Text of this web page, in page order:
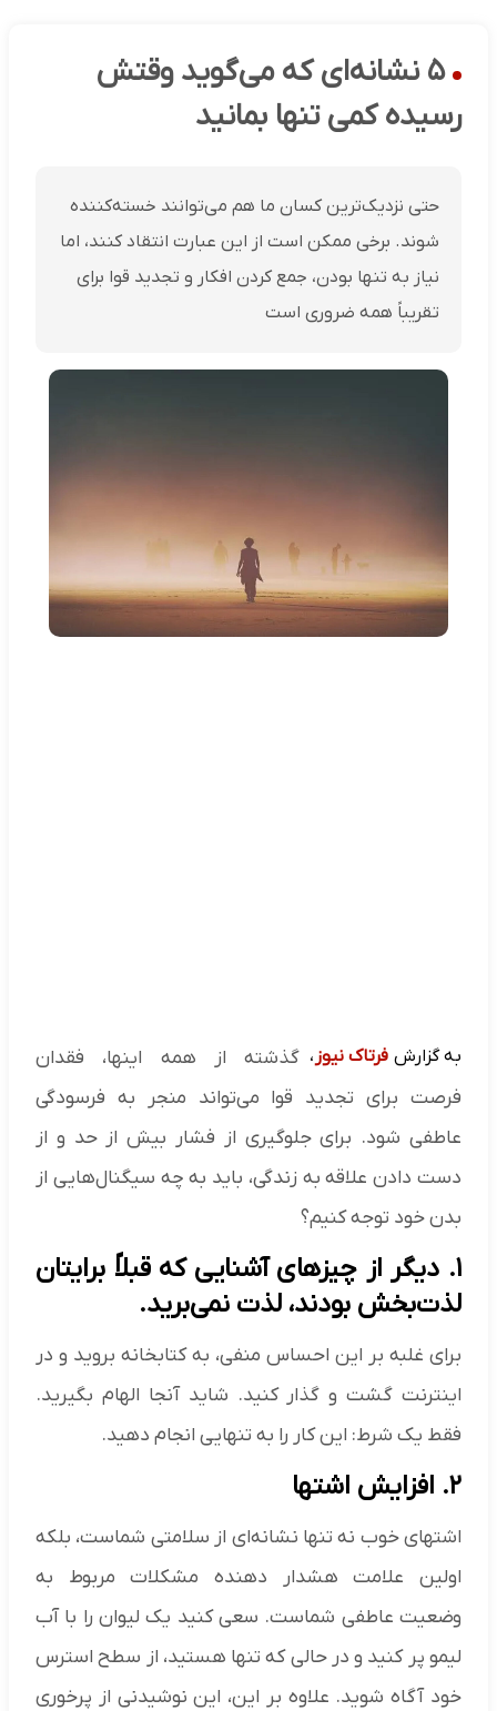
۵ نشانه‌ای که می‌گوید وقتش
رسیده کمی تنها بمانید
حتی نزدیک‌ترین کسان ما هم می‌توانند خسته‌کننده
شوند. برخی ممکن است از این عبارت انتقاد کنند، اما
نیاز به تنها بودن، جمع کردن افکار و تجدید قوا برای
تقریباً همه ضروری است
به گزارش فرتاک نیوز ، گذشته از همه اینها، فقدان
فرصت برای تجدید قوا می‌تواند منجر به فرسودگی
عاطفی شود. برای جلوگیری از فشار بیش از حد و از
دست دادن علاقه به زندگی، باید به چه سیگنال‌هایی از
بدن خود توجه کنیم؟
۱. دیگر از چیز‌های آشنایی که قبلاً برایتان
لذت‌بخش بودند، لذت نمی‌برید.
برای غلبه بر این احساس منفی، به کتابخانه بروید و در
اینترنت گشت و گذار کنید. شاید آنجا الهام بگیرید.
فقط یک شرط: این کار را به تنهایی انجام دهید.
۲. افزایش اشتها
اشتهای خوب نه تنها نشانه‌ای از سلامتی شماست، بلکه
اولین علامت هشدار دهنده مشکلات مربوط به
وضعیت عاطفی شماست. سعی کنید یک لیوان را با آب
لیمو پر کنید و در حالی که تنها هستید، از سطح استرس
خود آگاه شوید. علاوه بر این، این نوشیدنی از پرخوری